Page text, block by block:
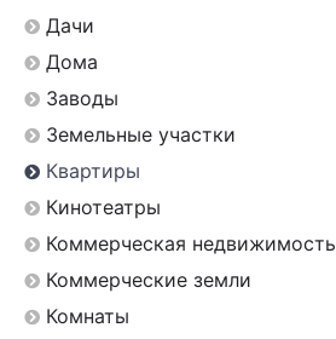
Дачи
Дома
Заводы
Земельные участки
Квартиры
Кинотеатры
Коммерческая недвижимость
Коммерческие земли
Комнаты